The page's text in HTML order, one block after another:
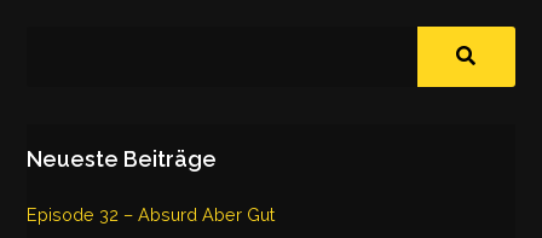
Neueste Beiträge
Episode 32 – Absurd Aber Gut